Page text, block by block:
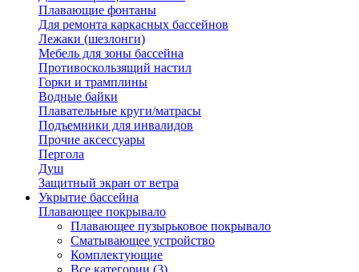
Плавающие фонтаны
Для ремонта каркасных бассейнов
Лежаки (шезлонги)
Мебель для зоны бассейна
Противоскользящий настил
Горки и трамплины
Водные байки
Плавательные круги/матрасы
Подъемники для инвалидов
Прочие аксессуары
Пергола
Душ
Защитный экран от ветра
Укрытие бассейна
Плавающее покрывало
Плавающее пузырьковое покрывало
Сматывающее устройство
Комплектующие
Все категории (3)